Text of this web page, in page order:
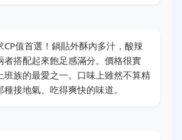
CP值首選！鍋貼外酥內多汁，酸辣
者搭配起來飽足感滿分。價格很實
班族的最愛之一。口味上雖然不算精
接地氣、吃得爽快的味道。